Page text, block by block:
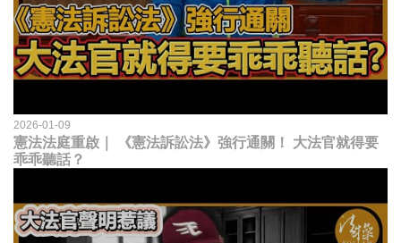
2026-01-09
憲法法庭重啟｜ 《憲法訴訟法》強行通關！ 大法官就得要
乖乖聽話？